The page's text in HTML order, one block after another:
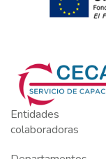
Entidades
colaboradoras